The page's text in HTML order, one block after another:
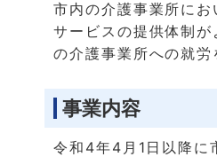
市内の介護事業所に
サービスの提供体制
の介護事業所への就労
事業内容
令和4年4月1日以降に